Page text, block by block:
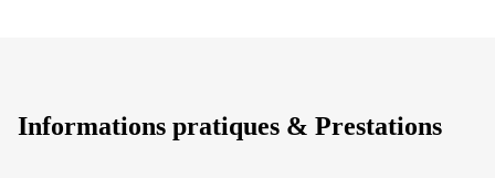
Informations pratiques & Prestations